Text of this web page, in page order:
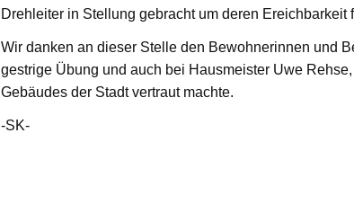
Drehleiter in Stellung gebracht um deren
Wir danken an dieser Stelle den Bewohnerinnen und
gestrige Übung und auch bei Hausmeister Uwe
Gebäudes der Stadt vertraut machte.
-SK-